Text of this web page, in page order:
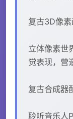
复古3D像
立体像素世
觉表现，营
复古合成器
聆听音乐人